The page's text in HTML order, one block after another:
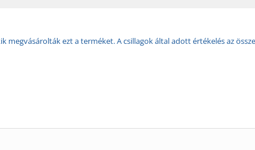
megvásárolták ezt a terméket. A csillagok által adott értékelés az